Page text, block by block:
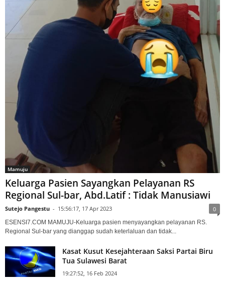
Mamuju
Keluarga Pasien Sayangkan Pelayanan RS
Regional Sul-bar, Abd.Latif : Tidak Manusiawi
Sutejo Pangestu - 15:56:17, 17 Apr 2023 0
ESENSI7.COM MAMUJU-Keluarga pasien menyayangkan pelayanan RS.
Regional Sul-bar yang dianggap sudah keterlaluan dan tidak...
Kasat Kusut Kesejahteraan Saksi Partai Biru
Tua Sulawesi Barat
19:27:52, 16 Feb 2024